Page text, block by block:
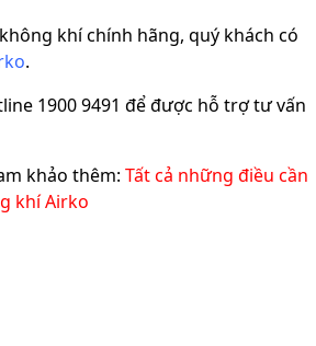
khí chính hãng, quý khách có
.
1900 9491 để được hỗ trợ tư vấn
khảo thêm: Tất cả những điều cần
khí Airko